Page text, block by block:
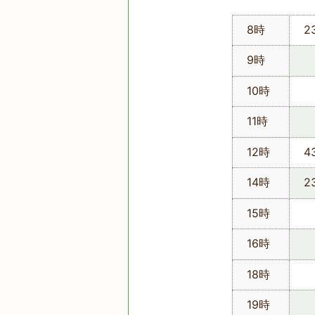
8時
9時
10時
11時
12時
14時
15時
16時
18時
19時